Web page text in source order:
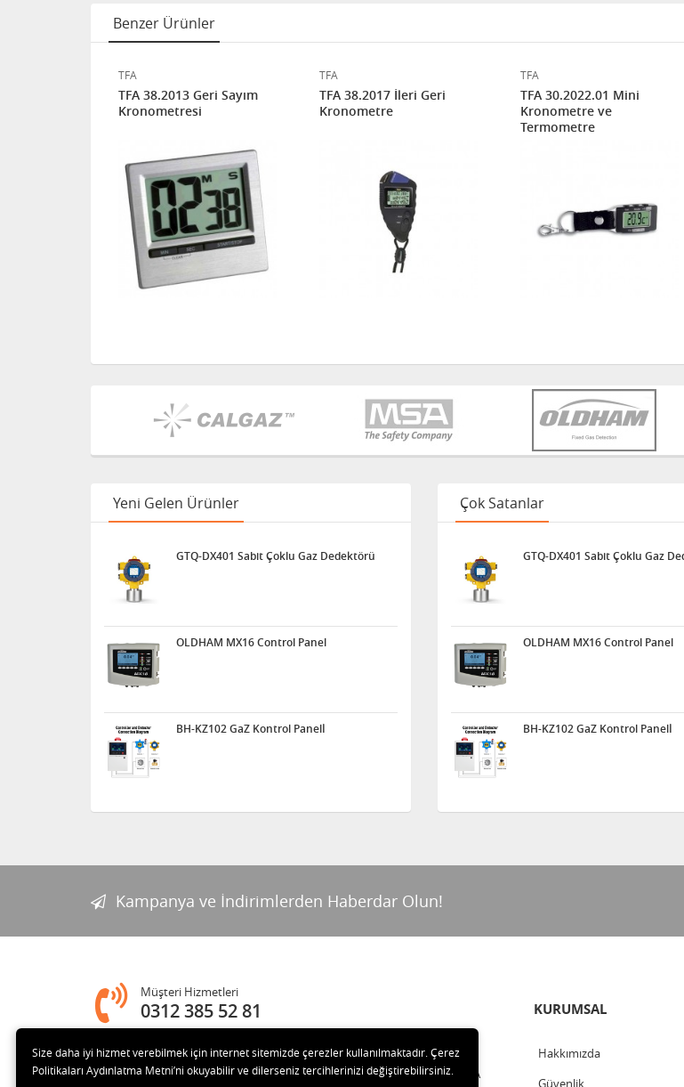
Benzer Ürünler
TFA
TFA 38.2013 Geri Sayım
Kronometresi
TFA
TFA 38.2017 İleri Geri
Kronometre
TFA
TFA 30.2022.01 Mini
Kronometre ve
Termometre
Yeni Gelen Ürünler
GTQ-DX401 Sabit Çoklu Gaz Dedektörü
OLDHAM MX16 Control Panel
BH-KZ102 GaZ Kontrol Panelİ
Çok Satanlar
GTQ-DX401 Sabit Çoklu Gaz
OLDHAM MX16 Control Panel
BH-KZ102 GaZ Kontrol Panelİ
Kampanya ve İndirimlerden Haberdar Olun!
Müşteri Hizmetleri
0312 385 52 81
Adres
Melih Gökçek Bulvarı Ada Plaza No:80-8 İVEDİK OSB Yenimahalle - ANKARA
KURUMSAL
Hakkımızda
Güvenlik
Size daha iyi hizmet verebilmek için internet sitemizde çerezler kullanılmaktadır. Çerez
Politikaları Aydınlatma Metni’ni okuyabilir ve dilerseniz tercihlerinizi değiştirebilirsiniz.